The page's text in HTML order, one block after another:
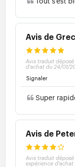
Avis de Grec
Avis traduit
d'achat du 24/01/
Signaler
Super
Avis de
Avis traduit déposé
expérience d'achat